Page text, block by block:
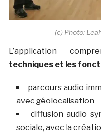
(c) Photo:
L’application
techniques et les
parcours audio
avec géolocalisation
diffusion audio
sociale, avec la